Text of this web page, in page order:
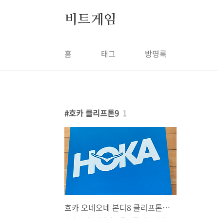
비트게임
홈 태그 방명록
호카 클리프톤9 1
호카 오네오네 본디8 클리프톤9 차이점 및 사이즈 구매팁